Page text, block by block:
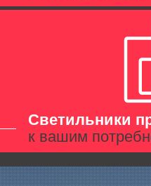
Светильники
к вашим